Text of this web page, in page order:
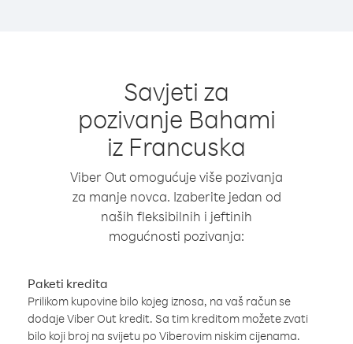
Savjeti za
pozivanje Bahami
iz Francuska
Viber Out omogućuje više pozivanja
za manje novca. Izaberite jedan od
naših fleksibilnih i jeftinih
mogućnosti pozivanja:
Paketi kredita
Prilikom kupovine bilo kojeg iznosa, na vaš račun se
dodaje Viber Out kredit. Sa tim kreditom možete zvati
bilo koji broj na svijetu po Viberovim niskim cijenama.